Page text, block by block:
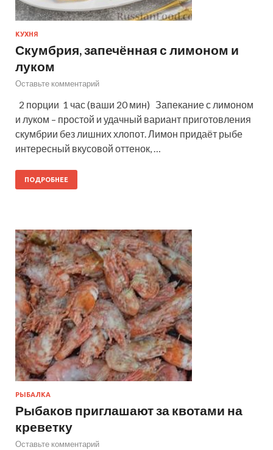
КУХНЯ
Скумбрия, запечённая с лимоном и
луком
Оставьте комментарий
2 порции 1 час (ваши 20 мин) Запекание с лимоном
и луком – простой и удачный вариант приготовления
скумбрии без лишних хлопот. Лимон придаёт рыбе
интересный вкусовой оттенок, …
ПОДРОБНЕЕ
РЫБАЛКА
Рыбаков приглашают за квотами на
креветку
Оставьте комментарий